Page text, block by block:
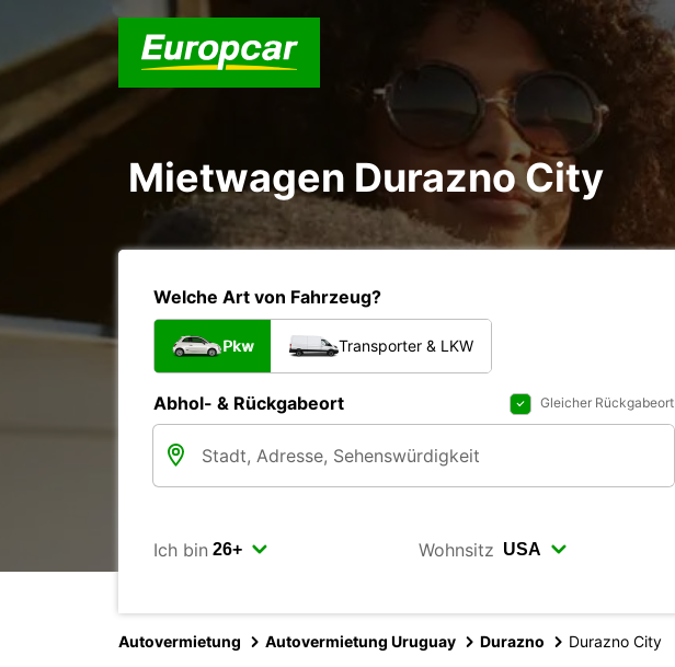
Mietwagen Durazno City
Welche Art von Fahrzeug?
Pkw Transporter & LKW
Abhol- & Rückgabeort Gleicher Rückgabeort
Ich bin Wohnsitz
Autovermietung Autovermietung Uruguay Durazno Durazno City